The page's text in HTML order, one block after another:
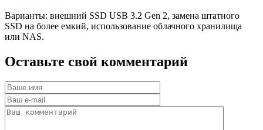
Варианты: внешний SSD USB 3.2 Gen 2, замена штатного
SSD на более емкий, использование облачного хранилища
или NAS.
Оставьте свой комментарий